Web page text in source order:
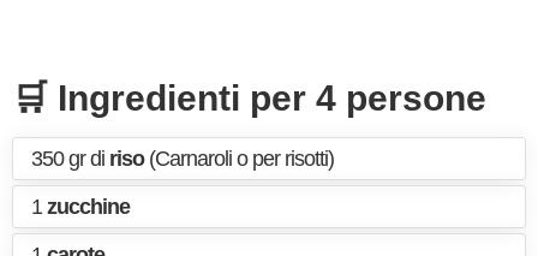
🛒 Ingredienti per 4 persone
350 gr di riso(Carnaroli o per risotti)
1zucchine